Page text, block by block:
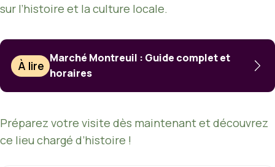
sur l’histoire et la culture locale.
À lire
Marché Montreuil : Guide complet et
horaires
Préparez votre visite dès maintenant et découvrez
ce lieu chargé d’histoire !